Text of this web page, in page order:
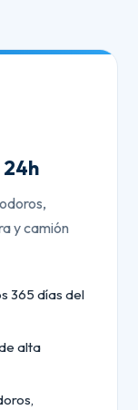
y camión
365 días del
alta